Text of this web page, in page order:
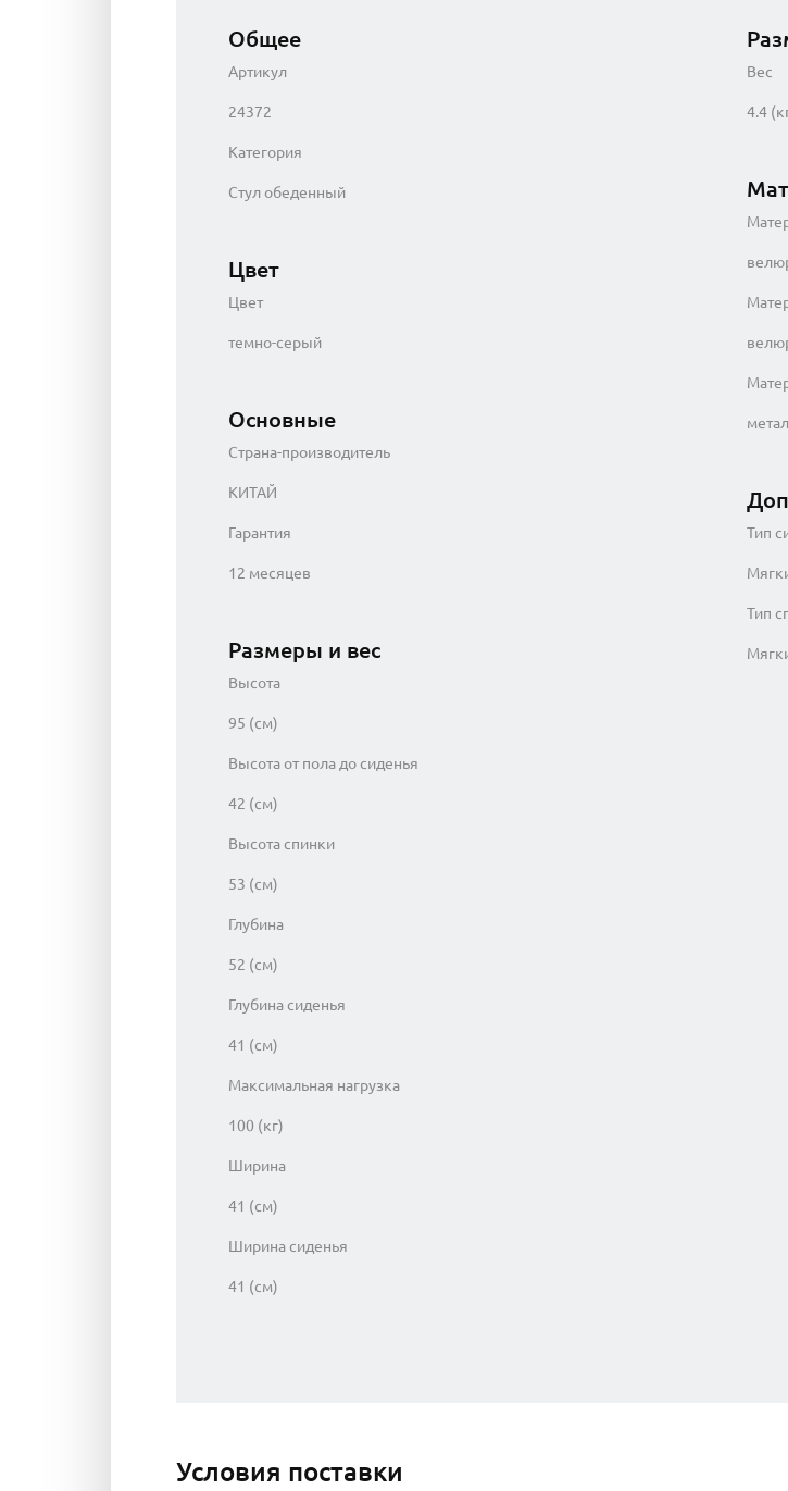
Общее
Артикул
24372
Категория
Стул обеденный
Цвет
Цвет
темно-серый
Основные
Страна-производитель
КИТАЙ
Гарантия
12 месяцев
Размеры и вес
Высота
95 (см)
Высота от пола до сиденья
42 (см)
Высота спинки
53 (см)
Глубина
52 (см)
Глубина сиденья
41 (см)
Максимальная нагрузка
100 (кг)
Ширина
41 (см)
Ширина сиденья
41 (см)
Вес
4.4
Тип
Тип
Условия поставки